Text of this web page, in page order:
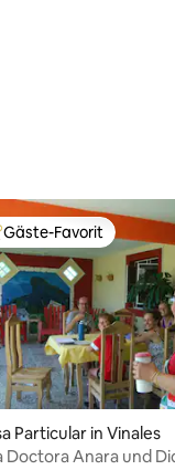
Bewertung: 5
Gäste-Favorit.
Gäste-Favorit
Particular in Vinales
Doctora Anara und